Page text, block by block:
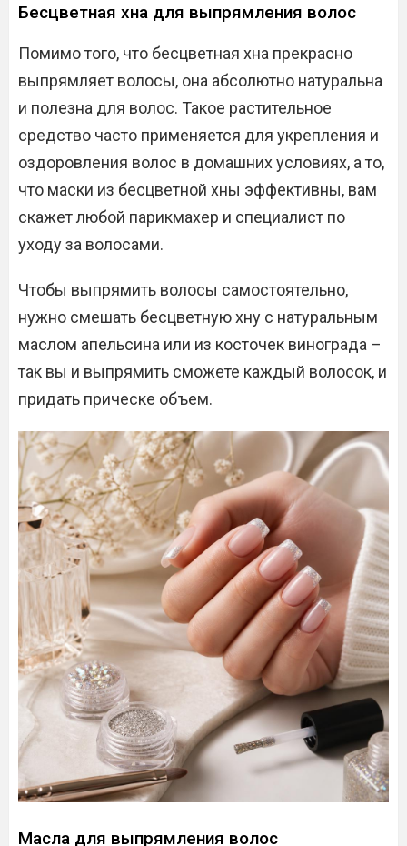
Бесцветная хна для выпрямления волос
Помимо того, что бесцветная хна прекрасно
выпрямляет волосы, она абсолютно натуральна
и полезна для волос. Такое растительное
средство часто применяется для укрепления и
оздоровления волос в домашних условиях, а то,
что маски из бесцветной хны эффективны, вам
скажет любой парикмахер и специалист по
уходу за волосами.
Чтобы выпрямить волосы самостоятельно,
нужно смешать бесцветную хну с натуральным
маслом апельсина или из косточек винограда –
так вы и выпрямить сможете каждый волосок, и
придать прическе объем.
Масла для выпрямления волос